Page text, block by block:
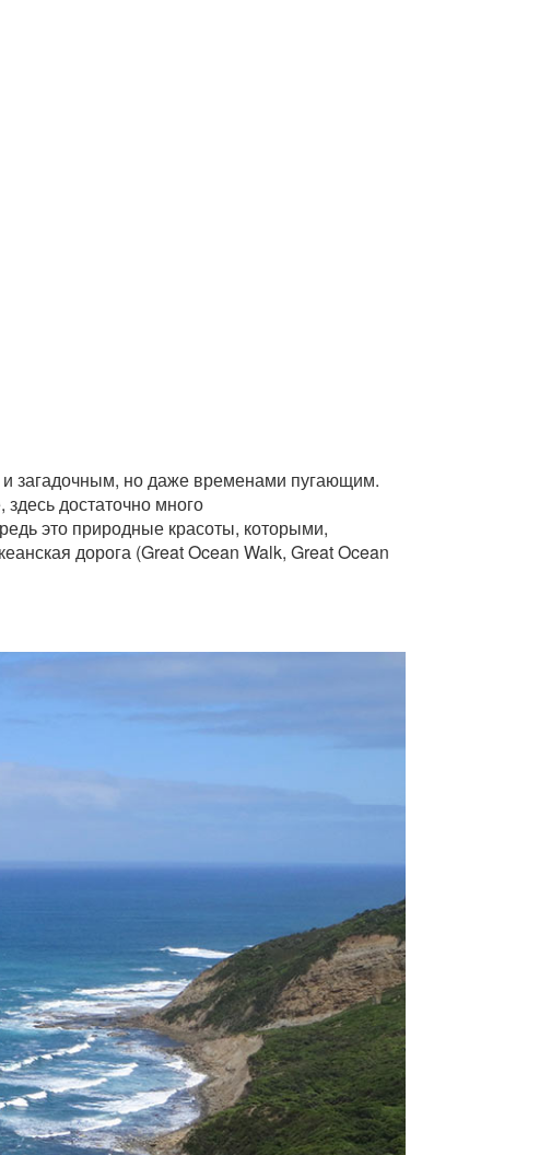
и загадочным, но даже временами пугающим.
достаточно много
это природные красоты, которыми,
дорога (Great Ocean Walk, Great Ocean